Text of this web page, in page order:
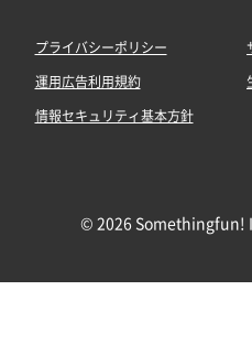
プライバシーポリシー
運用広告利用規約
情報セキュリティ基本方針
© 2026 Somethingfun!